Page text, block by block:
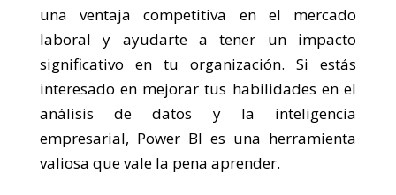
una ventaja competitiva en el mercado
laboral y ayudarte a tener un impacto
significativo en tu organización. Si estás
interesado en mejorar tus habilidades en el
análisis de datos y la inteligencia
empresarial, Power BI es una herramienta
valiosa que vale la pena aprender.